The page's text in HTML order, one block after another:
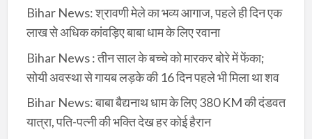
Bihar News: श्रावणी मेले का भव्य आगाज, पहले ही दिन एक
लाख से अधिक कांवड़िए बाबा धाम के लिए रवाना
Bihar News : तीन साल के बच्चे को मारकर बोरे में फेंका;
सोयी अवस्था से गायब लड़के की 16 दिन पहले भी मिला था शव
Bihar News: बाबा बैद्यनाथ धाम के लिए 380 KM की दंडवत
यात्रा, पति-पत्नी की भक्ति देख हर कोई हैरान